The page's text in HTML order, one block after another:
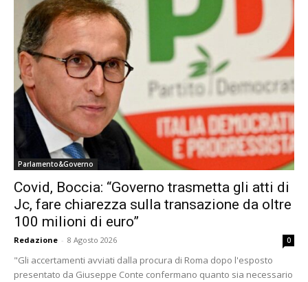
Parlamento&Governo
Covid, Boccia: “Governo trasmetta gli atti di
Jc, fare chiarezza sulla transazione da oltre
100 milioni di euro”
Redazione - 8 Agosto 2026 0
"Gli accertamenti avviati dalla procura di Roma dopo l'esposto
presentato da Giuseppe Conte confermano quanto sia necessario